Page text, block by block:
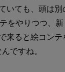
いても、頭は
をやりつつ、
来ると絵コン
ですね。